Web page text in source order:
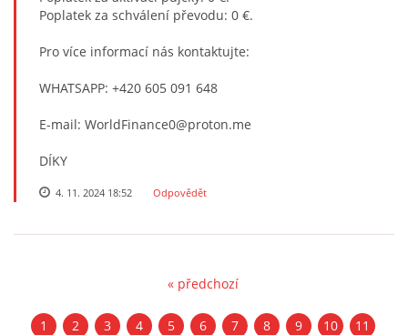
Poplatek za schválení převodu: 0 €.
Pro více informací nás kontaktujte:
WHATSAPP: +420 605 091 648
E-mail: WorldFinance0@proton.me
DÍKY
4. 11. 2024 18:52 Odpovědět
« předchozí
1 2 3 4 5 6 7 8 9 10
11